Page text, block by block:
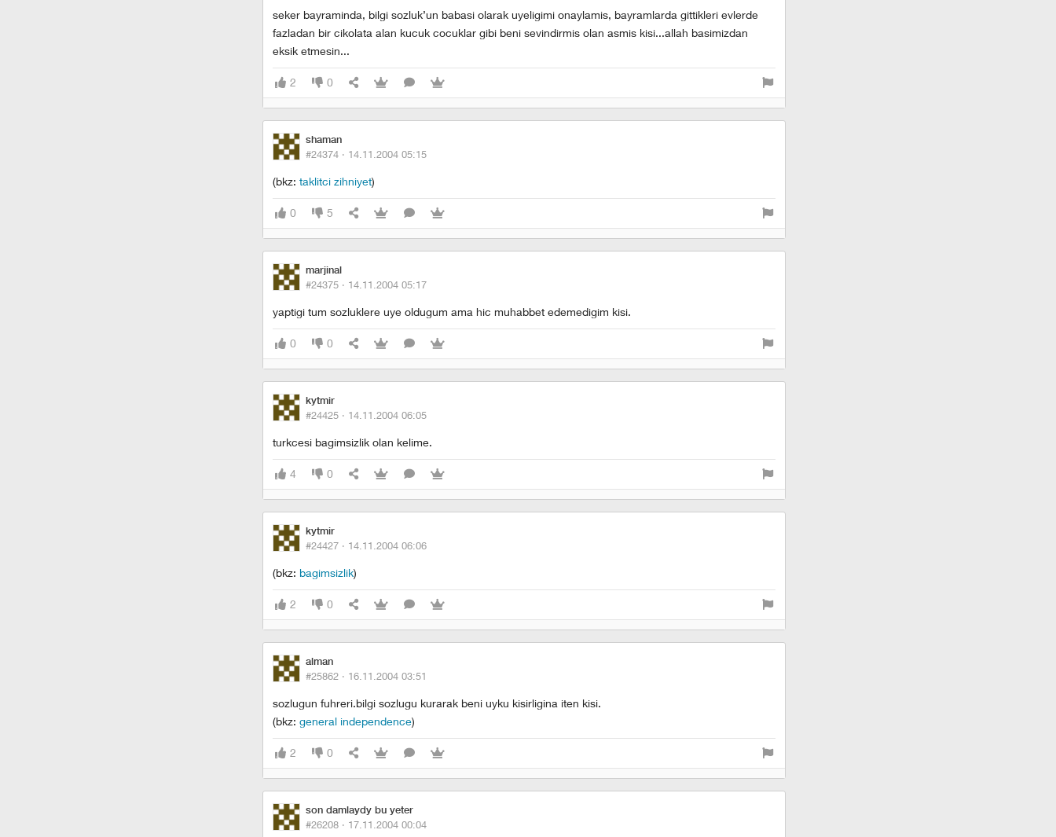
seker bayraminda, bilgi sozluk’un babasi olarak uyeligimi onaylamis, bayramlarda gittikleri evlerde
fazladan bir cikolata alan kucuk cocuklar gibi beni sevindirmis olan asmis kisi...allah basimizdan
eksik etmesin...
2 0
shaman
#24374 · 14.11.2004 05:15
(bkz: taklitci zihniyet)
0 5
marjinal
#24375 · 14.11.2004 05:17
yaptigi tum sozluklere uye oldugum ama hic muhabbet edemedigim kisi.
0 0
kytmir
#24425 · 14.11.2004 06:05
turkcesi bagimsizlik olan kelime.
4 0
kytmir
#24427 · 14.11.2004 06:06
(bkz: bagimsizlik)
2 0
alman
#25862 · 16.11.2004 03:51
sozlugun fuhreri.bilgi sozlugu kurarak beni uyku kisirligina iten kisi.
(bkz: general independence)
2 0
son damlaydy bu yeter
#26208 · 17.11.2004 00:04